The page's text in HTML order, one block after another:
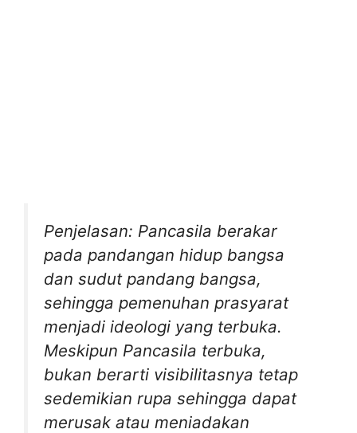
Penjelasan: Pancasila berakar
pada pandangan hidup bangsa
dan sudut pandang bangsa,
sehingga pemenuhan prasyarat
menjadi ideologi yang terbuka.
Meskipun Pancasila terbuka,
bukan berarti visibilitasnya tetap
sedemikian rupa sehingga dapat
merusak atau meniadakan